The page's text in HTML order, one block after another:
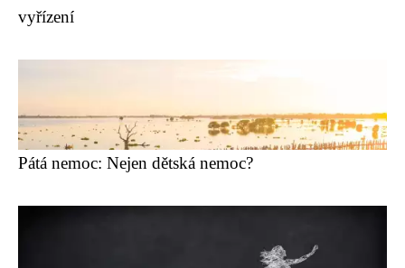
vyřízení
Pátá nemoc: Nejen dětská nemoc?